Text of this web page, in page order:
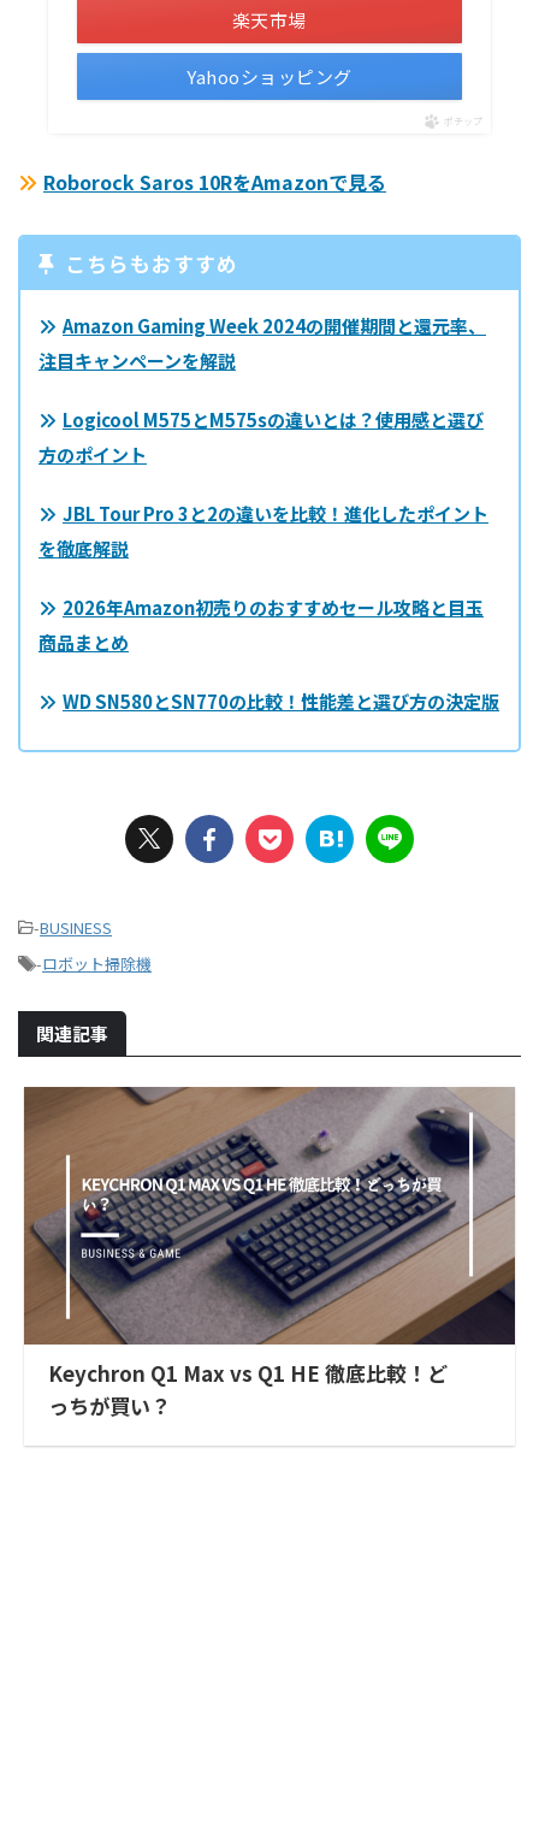
楽天市場
Yahooショッピング
ポチップ
Roborock Saros 10RをAmazonで見る
こちらもおすすめ
Amazon Gaming Week 2024の開催期間と還元率、
注目キャンペーンを解説
Logicool M575とM575sの違いとは？使用感と選び
方のポイント
JBL Tour Pro 3と2の違いを比較！進化したポイント
を徹底解説
2026年Amazon初売りのおすすめセール攻略と目玉
商品まとめ
WD SN580とSN770の比較！性能差と選び方の決定版
-BUSINESS
-ロボット掃除機
関連記事
Keychron Q1 Max vs Q1 HE 徹底比較！ど
っちが買い？